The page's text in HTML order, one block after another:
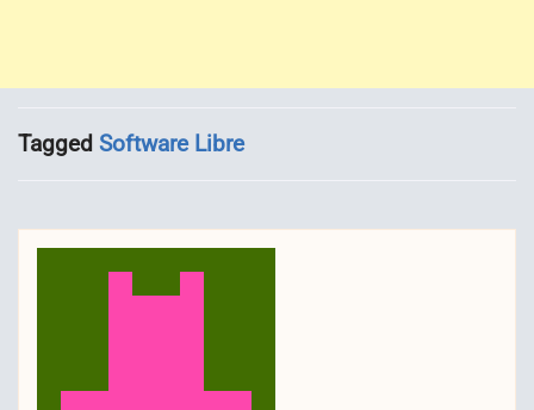
Tagged Software Libre